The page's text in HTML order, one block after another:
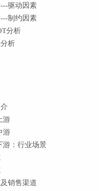
驱动因素
制约因素
分析
析
游
游
：行业场景
销售渠道